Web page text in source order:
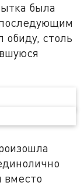
была
обиду, столь
вместо